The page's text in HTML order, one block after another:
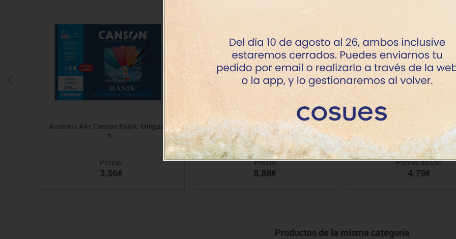
Acuarela A4+ Canson Basik. Minpack 6
h.
Precio
3.56€
Bloc esbozo A4 100 h. Studio Guarro
Precio
8.88€
Escuadras y cartabones
Precio desde
4.79€
Productos de la misma categoría